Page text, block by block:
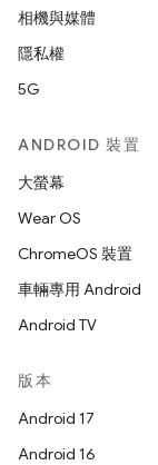
相機與媒體
隱私權
5G
ANDROID 裝置
大螢幕
Wear OS
ChromeOS 裝置
車輛專用 Android
Android TV
版本
Android 17
Android 16